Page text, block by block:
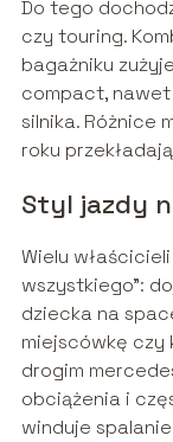
Do tego
czy touring.
bagażniku
compact, nawet
silnika. Różnice
roku
Styl jazdy
Wielu
wszystkiego”:
dziecka na
miejscówkę czy
drogim
obciążenia i
winduje